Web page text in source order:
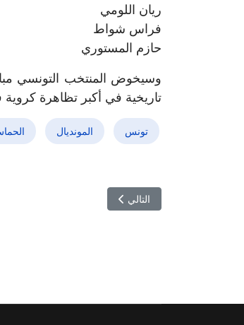
ريان اللومي
فراس شواط
حازم المستوري
وسيخوض المنتخب التونسي
تاريخية في أكبر تظاهرة كروية
تونس المونديال
المقال التالي: اليوم الحسم… صبري
التالي